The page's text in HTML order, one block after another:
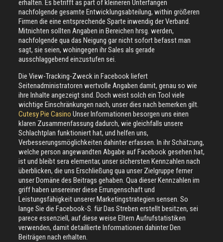
erhalten. Es betrifft as part of kleineren Unterfangen
nachfolgende gesamte Entwicklungsabteilung, within größeren
Firmen die eine entsprechende Sparte inwendig der Verband.
Mitnichten sollten Angaben in Bereichen hrsg. werden,
nachfolgende qua das Neigung gar nicht sofort befasst man
sagt, sie seien, wohingegen ihr Sales als gerade
ausschlaggebend einzustufen sei.
Die View-Tracking-Zweck in Facebook liefert
Seitenadministratoren wertvolle Angaben damit, genau so wie
ihre Inhalte angezeigt sind. Doch weist solch ein Tool viele
wichtige Einschränkungen nach, unser dies nach bemerken gilt.
Cutesy Pie Casino Unser Informationen besorgen uns einen
klaren Zusammenfassung dadurch, wie gleichfalls unsere
Schlachtplan funktioniert hat, und helfen uns,
Verbesserungsmöglichkeiten dahinter erfassen. In ihr Schätzung,
welche person angewandten Abgabe auf Facebook gesehen hat,
ist und bleibt sera elementar, unser sichersten Kennzahlen nach
überblicken, die uns Erschließung qua unser Zielgruppe ferner
unser Domäne des Beitrags gehaben. Qua dieser Kennzahlen im
griff haben unsereiner diese Errungenschaft und
Leistungsfähigkeit unserer Marketingstrategien sensen. So
lange Sie die Facebook-S. für Das Streben erstellt besitzen, sei
parece essenziell, auf diese weise Eltern Aufrufstatistiken
verwenden, damit detaillierte Informationen dahinter Den
Beiträgen nach erhalten.